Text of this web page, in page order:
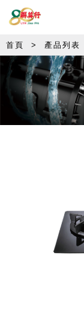
首頁 > 產品列表